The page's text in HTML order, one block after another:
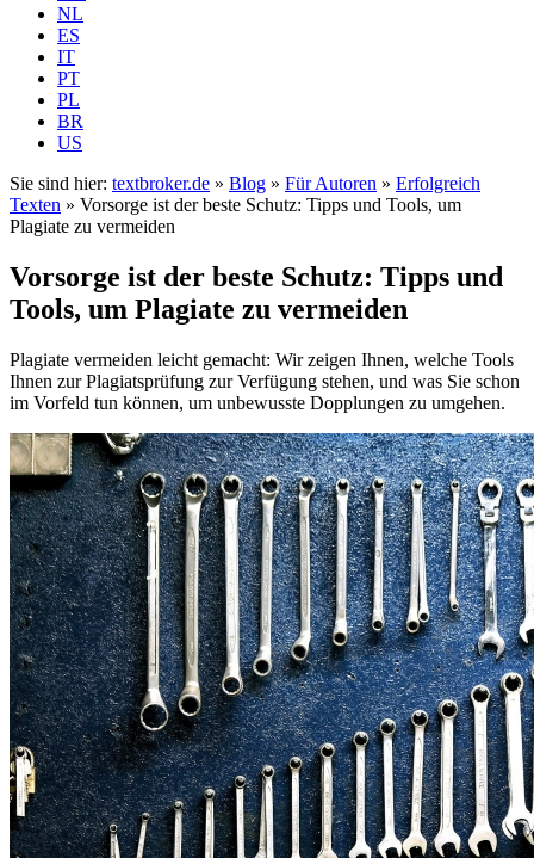
NL
ES
IT
PT
PL
BR
US
Sie sind hier: textbroker.de » Blog » Für Autoren » Erfolgreich
Texten » Vorsorge ist der beste Schutz: Tipps und Tools, um
Plagiate zu vermeiden
Vorsorge ist der beste Schutz: Tipps und
Tools, um Plagiate zu vermeiden
Plagiate vermeiden leicht gemacht: Wir zeigen Ihnen, welche Tools
Ihnen zur Plagiatsprüfung zur Verfügung stehen, und was Sie schon
im Vorfeld tun können, um unbewusste Dopplungen zu umgehen.